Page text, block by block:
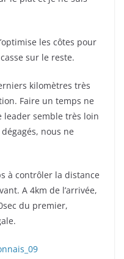
les côtes pour
sur le reste.
kilomètres très
Faire un temps ne
leader semble très loin
nous ne
à contrôler la distance
A 4km de l’arrivée,
du premier,